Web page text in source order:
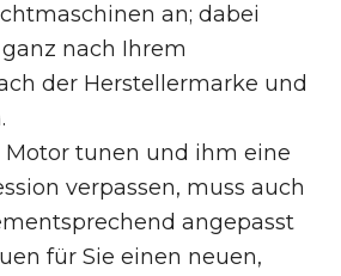
an; dabei
nach Ihrem
der Herstellermarke und
Motor tunen und ihm eine
verpassen, muss auch
angepasst
für Sie einen neuen,